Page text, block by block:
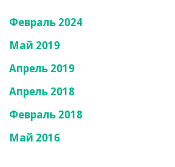
Февраль 2024
Май 2019
Апрель 2019
Апрель 2018
Февраль 2018
Май 2016